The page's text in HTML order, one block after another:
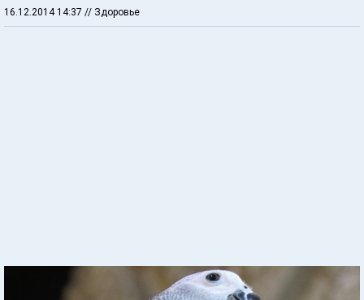
16.12.2014 14:37 // Здоровье